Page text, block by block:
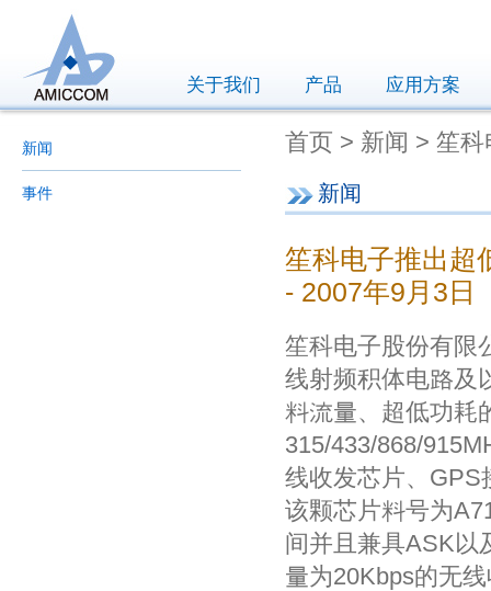
关于我们 产品 应用方案
新闻
事件
首页 > 新闻 > 笙
新闻
笙科电子推出超
- 2007年9月3日
笙科电子股份有限
线射频积体电路及
料流量、超低功耗
315/433/868/
线收发芯片、GPS
该颗芯片料号为
间并且兼具ASK以
量为20Kbps的无